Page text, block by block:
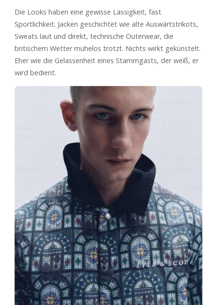
Die Looks haben eine gewisse Lässigkeit, fast
Sportlichkeit. Jacken geschichtet wie alte Auswärtstrikots,
Sweats laut und direkt, technische Outerwear, die
britischem Wetter mühelos trotzt. Nichts wirkt gekünstelt.
Eher wie die Gelassenheit eines Stammgasts, der weiß, er
wird bedient.